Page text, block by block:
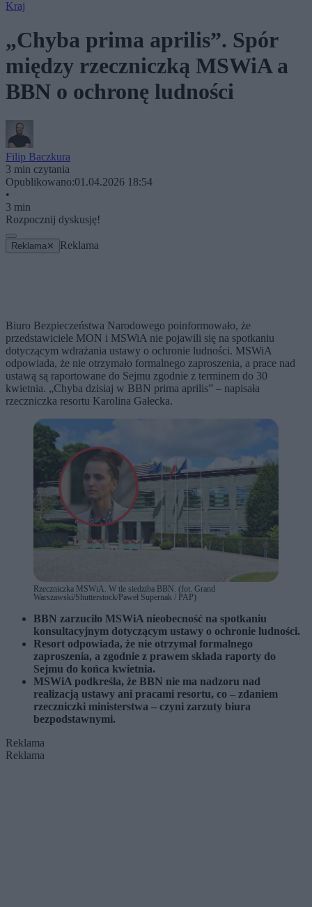
Kraj
„Chyba prima aprilis”. Spór
między rzeczniczką MSWiA a
BBN o ochronę ludności
Filip Baczkura
3 min czytania
Opublikowano:01.04.2026 18:54
•
3 min
Rozpocznij dyskusję!
Reklama ✕ Reklama
Biuro Bezpieczeństwa Narodowego poinformowało, że
przedstawiciele MON i MSWiA nie pojawili się na spotkaniu
dotyczącym wdrażania ustawy o ochronie ludności. MSWiA
odpowiada, że nie otrzymało formalnego zaproszenia, a prace nad
ustawą są raportowane do Sejmu zgodnie z terminem do 30
kwietnia. „Chyba dzisiaj w BBN prima aprilis” – napisała
rzeczniczka resortu Karolina Gałecka.
Rzeczniczka MSWiA. W tle siedziba BBN. (fot. Grand
Warszawski/Shutterstock/Paweł Supernak / PAP)
BBN zarzuciło MSWiA nieobecność na spotkaniu
konsultacyjnym dotyczącym ustawy o ochronie ludności.
Resort odpowiada, że nie otrzymał formalnego
zaproszenia, a zgodnie z prawem składa raporty do
Sejmu do końca kwietnia.
MSWiA podkreśla, że BBN nie ma nadzoru nad
realizacją ustawy ani pracami resortu, co – zdaniem
rzeczniczki ministerstwa – czyni zarzuty biura
bezpodstawnymi.
Reklama
Reklama